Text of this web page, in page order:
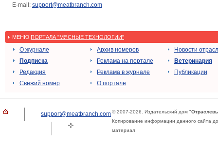
E-mail: support@meatbranch.com
МЕНЮ ПОРТАЛА "МЯСНЫЕ ТЕХНОЛОГИИ"
О журнале
Подписка
Редакция
Свежий номер
Архив номеров
Реклама на портале
Реклама в журнале
О портале
Новости
Ветеринария
Публикации
support@meatbranch.com© 2007-2026. Издательский дом "
Копирование информации данного сайта
материал